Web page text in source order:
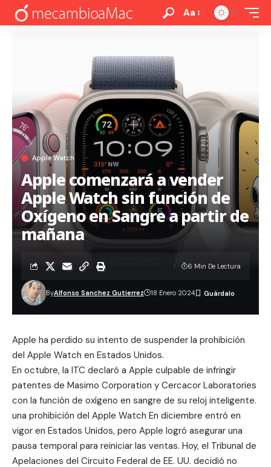
Aa
Apple Watch
Apple comenzará a vender
Apple Watch sin función de
Oxígeno en Sangre a partir de
mañana
ByAlfonso Sanchez Gutierrez 18 Enero 2024
6 Min De Lectura
Apple ha perdido su intento de suspender la prohibición
del Apple Watch en Estados Unidos.
En octubre, la ITC declaró a Apple culpable de infringir
patentes de Masimo Corporation y Cercacor Laboratories
con la función de oxígeno en sangre de su reloj inteligente.
una prohibición del Apple Watch En diciembre entró en
vigor en Estados Unidos, pero Apple logró asegurar una
pausa temporal para reiniciar las ventas. Hoy, el Tribunal de
Apelaciones del Circuito Federal de EE. UU. decidió no